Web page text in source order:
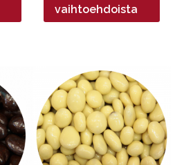
29,90€
vaihtoehdoista
tuotteella
on
useampi
muunnelma.
Voit